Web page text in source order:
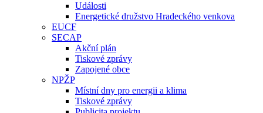
Události
Energetické družstvo Hradeckého venkova
EUCF
SECAP
Akční plán
Tiskové zprávy
Zapojené obce
NPŽP
Místní dny pro energii a klima
Tiskové zprávy